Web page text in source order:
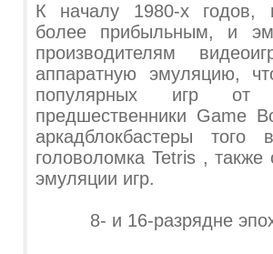
К началу 1980-х годов,
более прибыльным, и
производителям
аппаратную эмуляцию,
популярных игр от
предшественники Game
аркадблокбастеры
головоломка Tetris ,
эмуляции игр.
8- и 16-разрядне